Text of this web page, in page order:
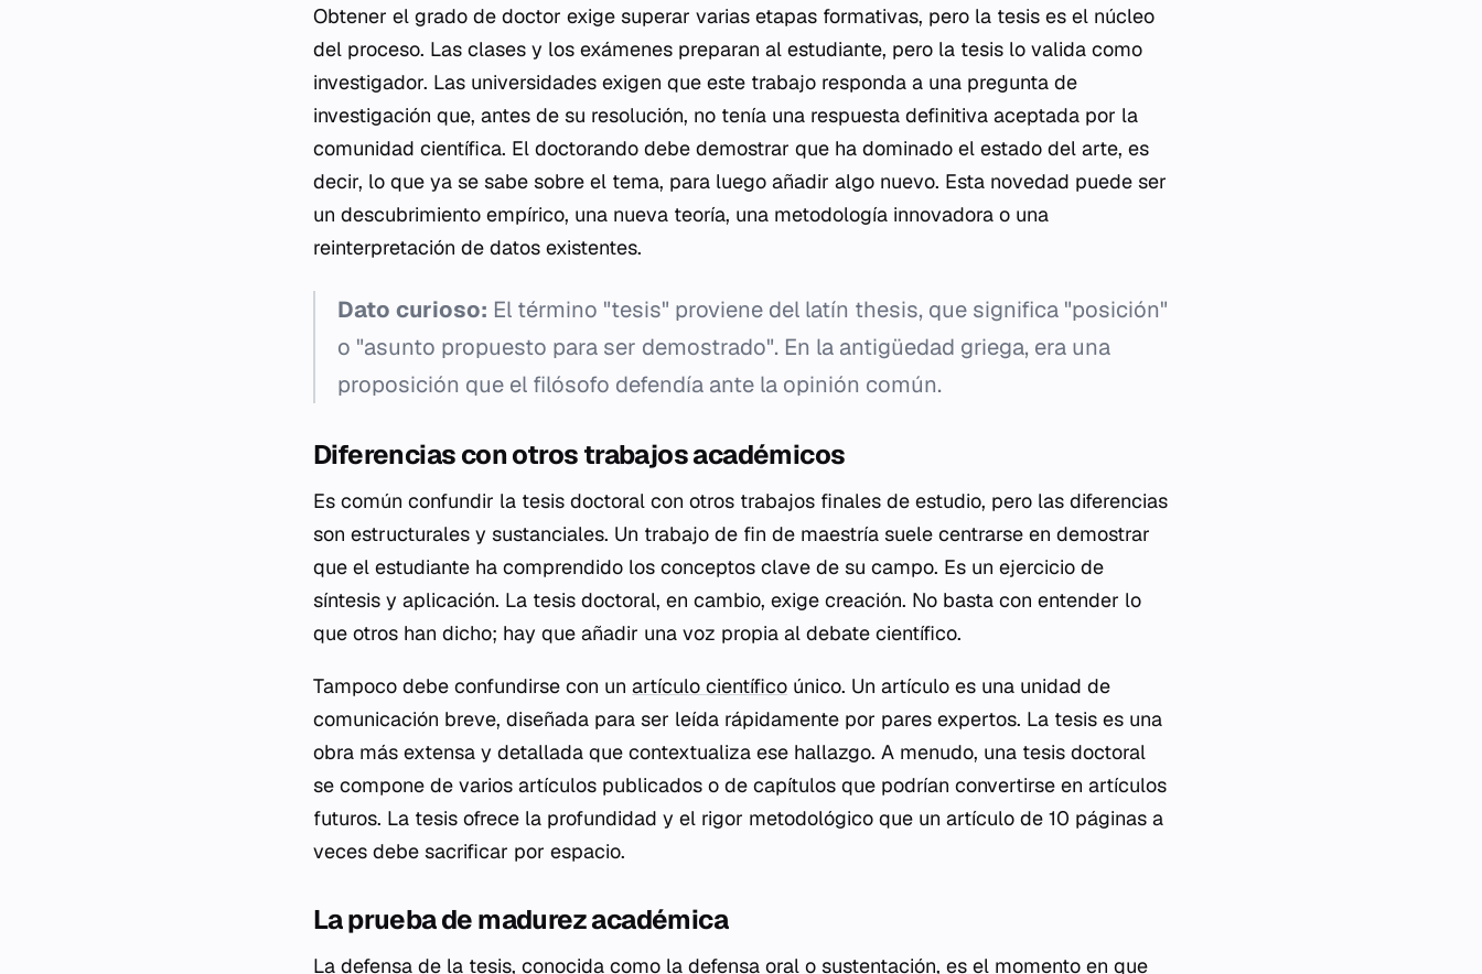
Obtener el grado de doctor exige superar varias etapas formativas, pero la tesis es el núcleo
del proceso. Las clases y los exámenes preparan al estudiante, pero la tesis lo valida como
investigador. Las universidades exigen que este trabajo responda a una pregunta de
investigación que, antes de su resolución, no tenía una respuesta definitiva aceptada por la
comunidad científica. El doctorando debe demostrar que ha dominado el estado del arte, es
decir, lo que ya se sabe sobre el tema, para luego añadir algo nuevo. Esta novedad puede ser
un descubrimiento empírico, una nueva teoría, una metodología innovadora o una
reinterpretación de datos existentes.
Dato curioso: El término "tesis" proviene del latín thesis, que significa "posición"
o "asunto propuesto para ser demostrado". En la antigüedad griega, era una
proposición que el filósofo defendía ante la opinión común.
Diferencias con otros trabajos académicos
Es común confundir la tesis doctoral con otros trabajos finales de estudio, pero las diferencias
son estructurales y sustanciales. Un trabajo de fin de maestría suele centrarse en demostrar
que el estudiante ha comprendido los conceptos clave de su campo. Es un ejercicio de
síntesis y aplicación. La tesis doctoral, en cambio, exige creación. No basta con entender lo
que otros han dicho; hay que añadir una voz propia al debate científico.
Tampoco debe confundirse con un artículo científico único. Un artículo es una unidad de
comunicación breve, diseñada para ser leída rápidamente por pares expertos. La tesis es una
obra más extensa y detallada que contextualiza ese hallazgo. A menudo, una tesis doctoral
se compone de varios artículos publicados o de capítulos que podrían convertirse en artículos
futuros. La tesis ofrece la profundidad y el rigor metodológico que un artículo de 10 páginas a
veces debe sacrificar por espacio.
La prueba de madurez académica
La defensa de la tesis, conocida como la defensa oral o sustentación, es el momento en que